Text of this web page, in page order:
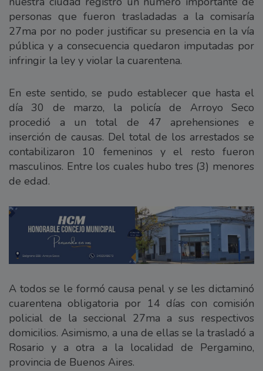
personas que fueron trasladadas a la comisaría
27ma por no poder justificar su presencia en la vía
pública y a consecuencia quedaron imputadas por
infringir la ley y violar la cuarentena.
En este sentido, se pudo establecer que hasta el
día 30 de marzo, la policía de Arroyo Seco
procedió a un total de 47 aprehensiones e
inserción de causas. Del total de los arrestados se
contabilizaron 10 femeninos y el resto fueron
masculinos. Entre los cuales hubo tres (3) menores
de edad.
A todos se le formó causa penal y se les dictaminó
cuarentena obligatoria por 14 días con comisión
policial de la seccional 27ma a sus respectivos
domicilios. Asimismo, a una de ellas se la trasladó a
Rosario y a otra a la localidad de Pergamino,
provincia de Buenos Aires.